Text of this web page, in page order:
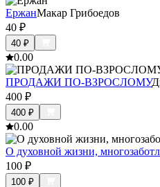
ЕржанМакар Грибоедов
40 ₽
40 ₽
0.00
ПРОДАЖИ ПО-ВЗРОСЛОМУ
400 ₽
400 ₽
0.00
О духовной жизни,
100 ₽
100 ₽